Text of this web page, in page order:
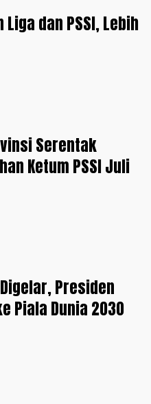
dan PSSI, Lebih
Serentak
Ketum PSSI Juli
Presiden
Piala Dunia 2030